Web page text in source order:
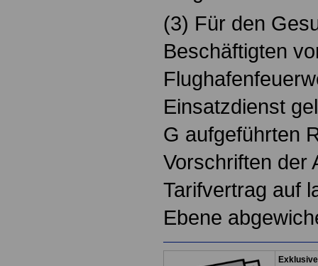
(3) Für den
Beschäftigten
Einsatzdienst
G aufgeführten
Vorschriften der
Tarifvertrag auf
Ebene